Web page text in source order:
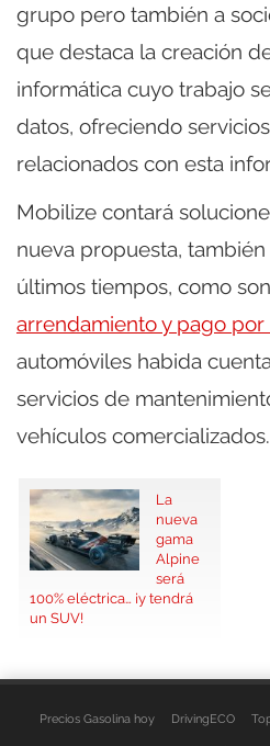
grupo pero también a
que destaca la creación
informática cuyo trabajo
datos, ofreciendo
relacionados con esta
Mobilize contará
nueva propuesta,
últimos tiempos, como
arrendamiento y pago por
automóviles habida
servicios de
vehículos comercializados.
La
nueva
gama
Alpine
será
100% eléctrica… ¡y tendrá
un SUV!
Precios Gasolina hoy DrivingECO